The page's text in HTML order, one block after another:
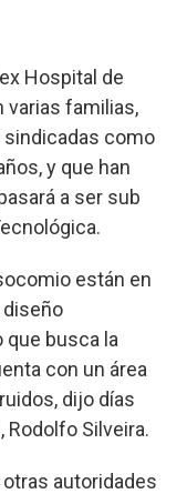
Hospital de
varias familias,
sindicadas como
y que han
a ser sub
están en
diseño
busca la
con un área
dijo días
Rodolfo Silveira.
autoridades